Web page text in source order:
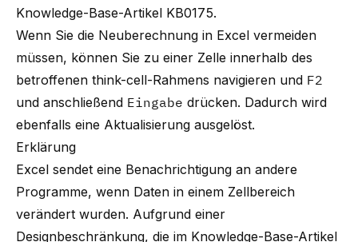
Knowledge-Base-Artikel KB0175.
Wenn Sie die Neuberechnung in Excel vermeiden
müssen, können Sie zu einer Zelle innerhalb des
betroffenen think-cell-Rahmens navigieren und F2
und anschließend Eingabe drücken. Dadurch wird
ebenfalls eine Aktualisierung ausgelöst.
Erklärung
Excel sendet eine Benachrichtigung an andere
Programme, wenn Daten in einem Zellbereich
verändert wurden. Aufgrund einer
Designbeschränkung, die im Knowledge-Base-Artikel